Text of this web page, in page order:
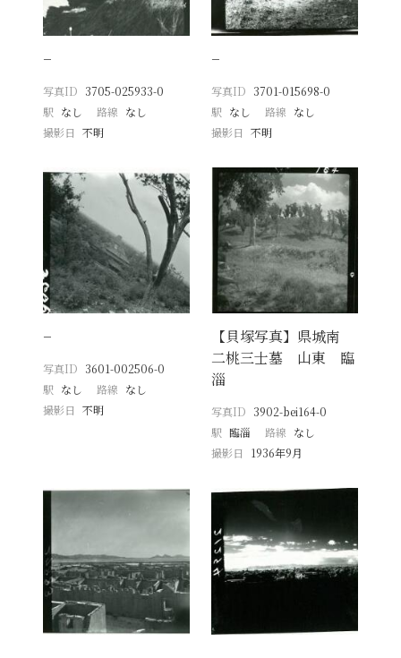
−
写真ID 3705-025933-0
駅 なし 路線 なし
撮影日
不明
−
写真ID 3701-015698-0
駅 なし 路線 なし
撮影日 不明
−
写真ID 3601-002506-0
駅 なし 路線 なし
撮影日
不明
【貝塚写真】県城南
二桃三士墓 山東 臨
淄
写真ID 3902-bei164-0
駅 臨淄 路線 なし
撮影日
1936年9月